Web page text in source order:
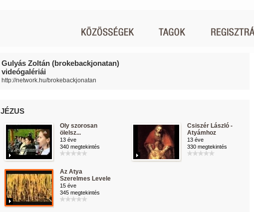
Gulyás Zoltán (brokebackjonatan)
videógalériái
http://network.hu/brokebackjonatan
JÉZUS
Oly szorosan
ölelsz...
13 éve
340 megtekintés
Csiszér László -
Atyámhoz
13 éve
330 megtekintés
Az Atya
Szerelmes Levele
15 éve
345 megtekintés